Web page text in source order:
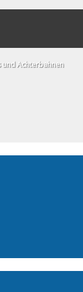
und Achterbahnen